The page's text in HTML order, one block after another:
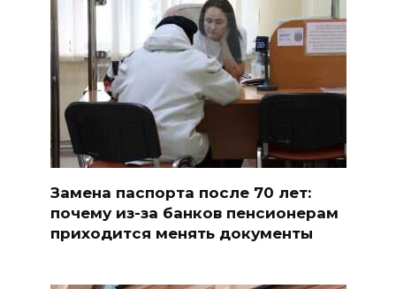
Замена паспорта после 70 лет:
почему из-за банков пенсионерам
приходится менять документы